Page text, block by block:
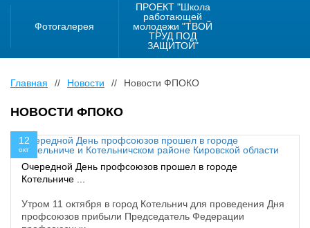
Фотогалерея
ПРОЕКТ "Школа
работающей
молодежи "ТВОЙ
ТРУД ПОД
ЗАЩИТОЙ"
Главная // Новости // Новости ФПОКО
НОВОСТИ ФПОКО
12
окт
Очередной День профсоюзов прошел в городе
Котельниче ...
Утром 11 октября в город Котельнич для проведения Дня
профсоюзов прибыли Председатель Федерации